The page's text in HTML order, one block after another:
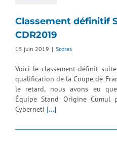
Classement définitif
CDR2019
15 juin 2019 | Scores
Voici le classement définit
qualification de la Coupe de
le retard, nous avons eu
Équipe Stand Origine Cumul
Cyberneti [...]